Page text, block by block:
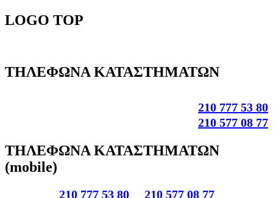
LOGO TOP
ΤΗΛΕΦΩΝΑ ΚΑΤΑΣΤΗΜΑΤΩΝ
210 777 53 80
210 577 08 77
ΤΗΛΕΦΩΝΑ ΚΑΤΑΣΤΗΜΑΤΩΝ
(mobile)
210 777 53 80 210 577 08 77